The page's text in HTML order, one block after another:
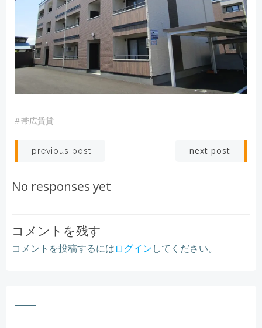
#帯広賃貸
Post
navigation
previous post next post
No responses yet
コメントを残す
コメントを投稿するにはログインしてください。